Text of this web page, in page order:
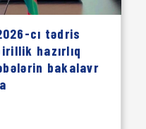
cı tədris
hazırlıq
bakalavr